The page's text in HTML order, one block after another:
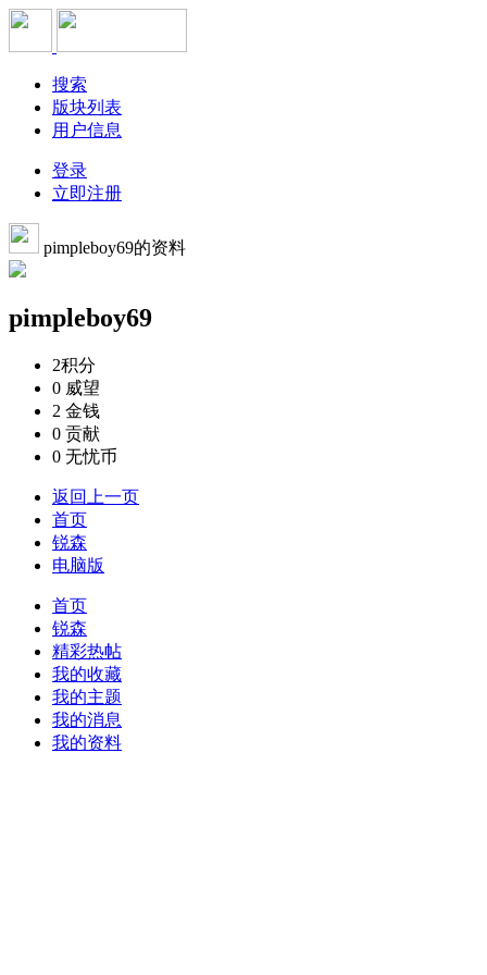
搜索
版块列表
用户信息
登录
立即注册
pimpleboy69的资料
pimpleboy69
2积分
0 威望
2 金钱
0 贡献
0 无忧币
返回上一页
首页
锐森
电脑版
首页
锐森
精彩热帖
我的收藏
我的主题
我的消息
我的资料